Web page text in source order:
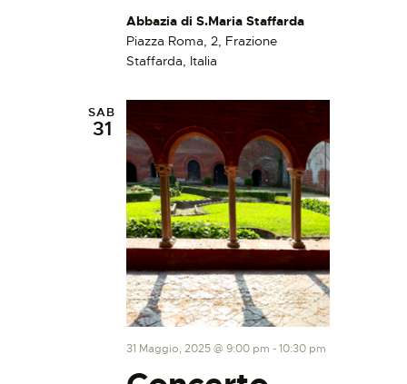
Abbazia di S.Maria Staffarda
Piazza Roma, 2, Frazione
Staffarda, Italia
SAB
31
31 Maggio, 2025 @ 9:00 pm -10:30 pm